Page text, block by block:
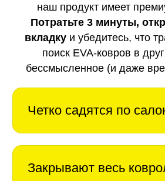
наш продукт имеет
Потратьте 3 минуты,
вкладку и убедитесь, что
поиск EVA-ковров в
бессмысленное (и даже
Четко садятся по
Закрывают весь